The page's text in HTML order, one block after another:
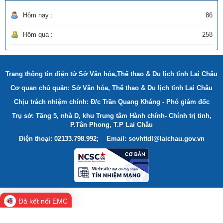
Hôm nay : 86
Hôm qua : 258
Trang thông tin điện tử Sở Văn hóa,Thể thao & Du lịch tỉnh Lai Châu
Cơ quan chủ quản: Sở Văn hóa, Thể thao & Du lịch tỉnh Lai Châu
Chịu trách nhiệm chính: Đ/c Trần Quang Kháng - Phó giám đốc
Trụ sở: Tầng 5, nhà D, khu Trung tâm Hành chính- Chính trị tỉnh,
P.Tân Phong, T.P Lai Châu
Điện thoại: 02133.798.992; Email: sovhttdl@laichau.gov.vn
Đã kết nối EMC